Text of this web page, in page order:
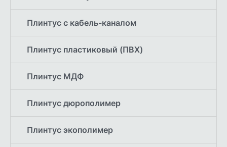
Плинтус с кабель-каналом
Плинтус пластиковый (ПВХ)
Плинтус МДФ
Плинтус дюрополимер
Плинтус экополимер